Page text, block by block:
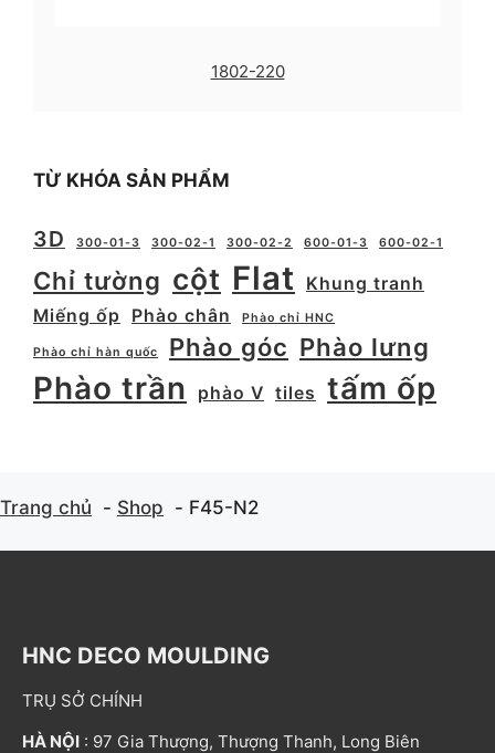
1802-220
TỪ KHÓA SẢN PHẨM
3D 300-01-3 300-02-1 300-02-2 600-01-3 600-02-1
Chỉ tường cột Flat
Khung tranh
Miếng ốp
Phào chân Phào chỉ HNC
Phào chỉ hàn quốc Phào góc Phào lưng
Phào trần phào V tiles tấm ốp
Trang chủ Shop F45-N2
HNC DECO MOULDING
TRỤ SỞ CHÍNH
HÀ NỘI : 97 Gia Thượng, Thượng Thanh, Long Biên